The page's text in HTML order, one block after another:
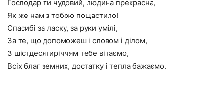
Господар ти чудовий, людина прекрасна,
Як же нам з тобою пощастило!
Спасибі за ласку, за руки умілі,
За те, що допоможеш і словом і ділом,
З шістдесятиріччям тебе вітаємо,
Всіх благ земних, достатку і тепла бажаємо.